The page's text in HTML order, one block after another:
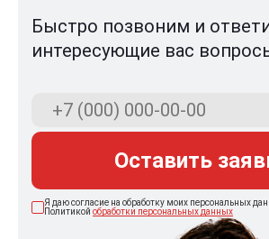
Быстро позвоним и
интересующие вас
Оставить
Я даю согласие на обработку моих персональных
Политикой обработки персональных данных